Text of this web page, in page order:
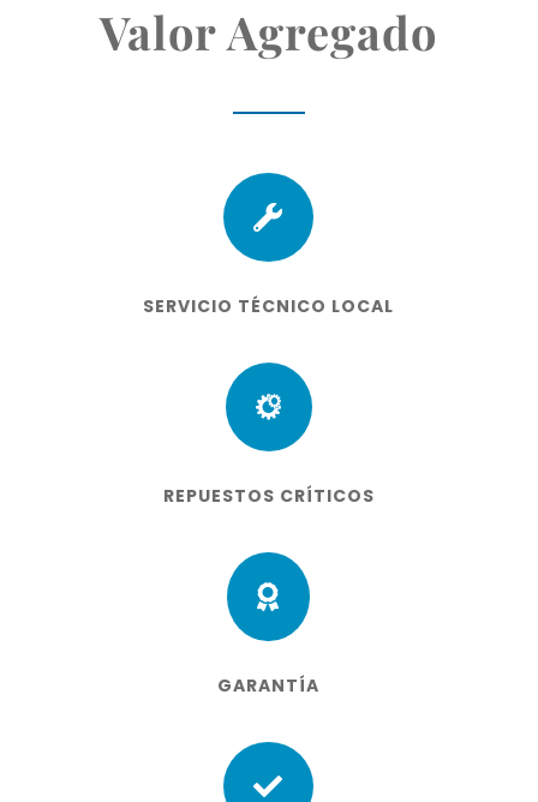
Valor Agregado

SERVICIO TÉCNICO LOCAL

REPUESTOS CRÍTICOS

GARANTÍA
